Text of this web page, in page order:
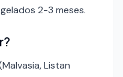
2-3 meses.
Listan